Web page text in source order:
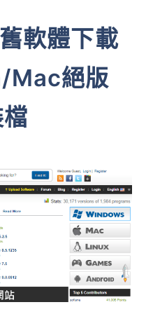
軟體下載
Mac絕版